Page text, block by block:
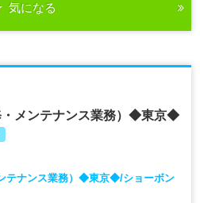
気になる
・メンテナンス業務）◆東京◆
テナンス業務）◆東京◆/ショーボン